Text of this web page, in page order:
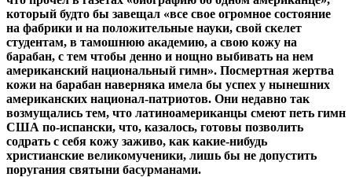
который будто бы завещал «все свое огромное состояние
на фабрики и на положительные науки, свой скелет
студентам, в тамошнюю академию, а свою кожу на
барабан, с тем чтобы денно и нощно выбивать на нем
американский национальный гимн». Посмертная жертва
кожи на барабан наверняка имела бы успех у нынешних
американских национал-патриотов. Они недавно так
возмущались тем, что латиноамериканцы смеют петь гимн
США по-испански, что, казалось, готовы позволить
содрать с себя кожу заживо, как какие-нибудь
христианские великомученики, лишь бы не допустить
поругания святыни басурманами.